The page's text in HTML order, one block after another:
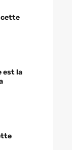
cette
est la